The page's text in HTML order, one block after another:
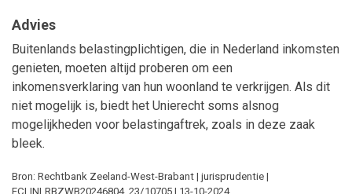
Advies
Buitenlands belastingplichtigen, die in Nederland inkomsten
genieten, moeten altijd proberen om een
inkomensverklaring van hun woonland te verkrijgen. Als dit
niet mogelijk is, biedt het Unierecht soms alsnog
mogelijkheden voor belastingaftrek, zoals in deze zaak
bleek.
Bron: Rechtbank Zeeland-West-Brabant | jurisprudentie |
ECLINLRBZWB20246804, 23/10705 | 13-10-2024